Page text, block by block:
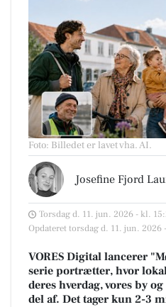
Foto: Billedet er lavet vha. AI.
Josefine Fjord
Torsdag d. 11. jun. 2026 - kl.
Opdateret torsdag d. 11. jun. 2026
VORES Digital lancerer
serie portrætter, hvor
deres hverdag, vores by
del af. Det tager kun 2-3